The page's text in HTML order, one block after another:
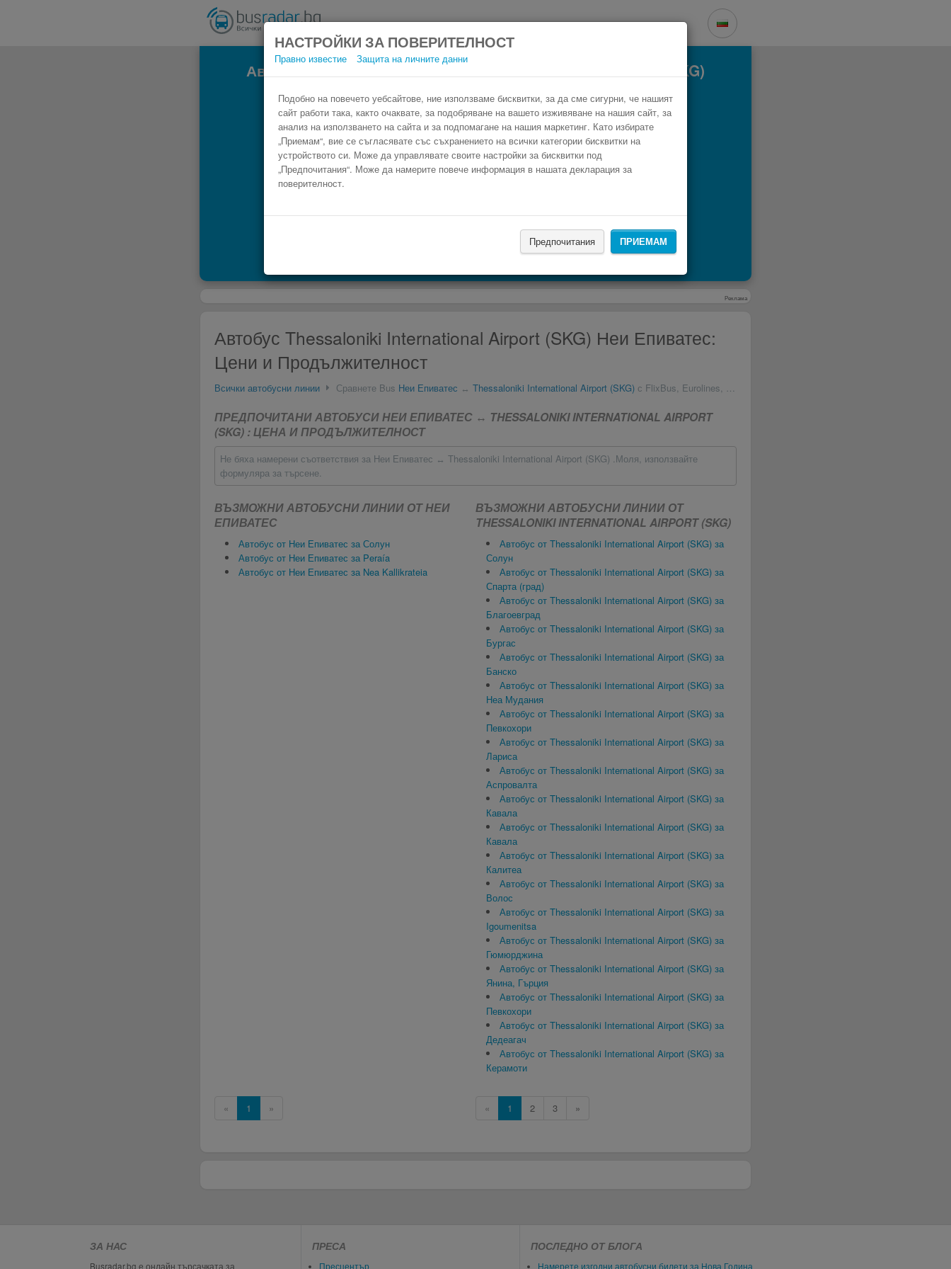
НАСТРОЙКИ ЗА ПОВЕРИТЕЛНОСТ
Правно известие Защита на личните данни
Подобно на повечето уебсайтове, ние използваме бисквитки, за да сме сигурни, че нашият
сайт работи така, както очаквате, за подобряване на вашето изживяване на нашия сайт, за
анализ на използването на сайта и за подпомагане на нашия маркетинг. Като избирате
„Приемам“, вие се съгласявате със съхранението на всички категории бисквитки на
устройството си. Може да управлявате своите настройки за бисквитки под
„Предпочитания“. Може да намерите повече информация в нашата декларация за
поверителност.
Предпочитания ПРИЕМАМ
Автобус Неи Епиватес Thessaloniki International Airport (SKG)
Търсене на настаняване с Booking.com
Реклама
Автобус Thessaloniki International Airport (SKG) Неи Епиватес:
Цени и Продължителност
Всички автобусни линии Сравнете Bus Неи Епиватес ↔ Thessaloniki International Airport (SKG) с FlixBus, Eurolines, IC Bus и други
ПРЕДПОЧИТАНИ АВТОБУСИ НЕИ ЕПИВАТЕС ↔ THESSALONIKI INTERNATIONAL AIRPORT
(SKG) : ЦЕНА И ПРОДЪЛЖИТЕЛНОСТ
Не бяха намерени съответствия за Неи Епиватес ↔ Thessaloniki International Airport (SKG) .Моля, използвайте
формуляра за търсене.
ВЪЗМОЖНИ АВТОБУСНИ ЛИНИИ ОТ НЕИ
ЕПИВАТЕС
Автобус от Неи Епиватес за Солун
Автобус от Неи Епиватес за Peraía
Автобус от Неи Епиватес за Nea Kallikrateia
« 1 »
ВЪЗМОЖНИ АВТОБУСНИ ЛИНИИ ОТ
THESSALONIKI INTERNATIONAL AIRPORT (SKG)
Автобус от Thessaloniki International Airport (SKG) за
Солун
Автобус от Thessaloniki International Airport (SKG) за
Спарта (град)
Автобус от Thessaloniki International Airport (SKG) за
Благоевград
Автобус от Thessaloniki International Airport (SKG) за
Бургас
Автобус от Thessaloniki International Airport (SKG) за
Банско
Автобус от Thessaloniki International Airport (SKG) за
Неа Мудания
Автобус от Thessaloniki International Airport (SKG) за
Певкохори
Автобус от Thessaloniki International Airport (SKG) за
Лариса
Автобус от Thessaloniki International Airport (SKG) за
Аспровалта
Автобус от Thessaloniki International Airport (SKG) за
Кавала
Автобус от Thessaloniki International Airport (SKG) за
Кавала
Автобус от Thessaloniki International Airport (SKG) за
Калитеа
Автобус от Thessaloniki International Airport (SKG) за
Волос
Автобус от Thessaloniki International Airport (SKG) за
Igoumenitsa
Автобус от Thessaloniki International Airport (SKG) за
Гюмюрджина
Автобус от Thessaloniki International Airport (SKG) за
Янина, Гърция
Автобус от Thessaloniki International Airport (SKG) за
Певкохори
Автобус от Thessaloniki International Airport (SKG) за
Дедеагач
Автобус от Thessaloniki International Airport (SKG) за
Керамоти
« 1 2 3 »
ЗА НАС
Busradar.bg е онлайн търсачката за
ПРЕСА
Пресцентър
ПОСЛЕДНО ОТ БЛОГА
Намерете изгодни автобусни билети за Нова Година